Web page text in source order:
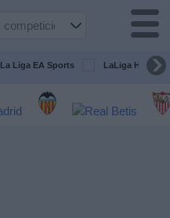
La Liga EA Sports LaLiga